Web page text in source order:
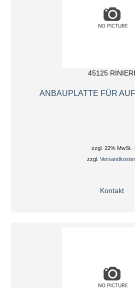
45125 RINIERI
ANBAUPLATTE FÜR
zzgl. 22% MwSt.
zzgl.
Kontakt